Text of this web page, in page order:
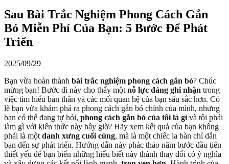
Sau Bài Trắc Nghiệm Phong Cách Gắn
Bó Miễn Phí Của Bạn: 5 Bước Để Phát
Triển
2025/09/29
Bạn vừa hoàn thành bài trắc nghiệm phong cách gắn bó? Chúc
mừng bạn! Bước đi này cho thấy một nỗ lực đáng ghi nhận trong
việc tìm hiểu bản thân và các mối quan hệ của bạn sâu sắc hơn. Có
lẽ bạn vừa khám phá ra phong cách gắn bó chính của mình, nhưng
bạn có thể đang tự hỏi, phong cách gắn bó của tôi là gì và tôi phải
làm gì với kiến thức này bây giờ? Hãy xem kết quả của bạn không
phải là một danh xưng cuối cùng, mà là một chiếc la bàn chỉ dẫn
bạn đến sự phát triển. Hướng dẫn này phác thảo năm bước đầu tiên
thiết yếu để bạn biến những hiểu biết này thành thay đổi có ý nghĩa